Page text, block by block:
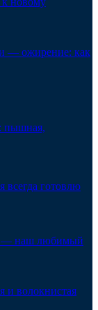
— ожирение: как
пышная,
готовлю
— наш любимый
и волокнистая